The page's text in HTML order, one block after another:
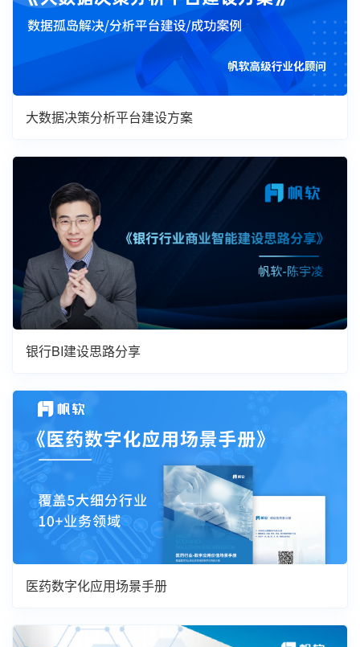
大数据决策分析平台建设方案
银行BI建设思路分享
医药数字化应用场景手册